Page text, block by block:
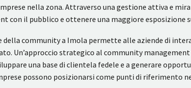
nella zona. Attraverso una gestione attiva e
con il pubblico e ottenere una maggiore esposizione
community a Imola permette alle aziende di
Un’approccio strategico al community
una base di clientela fedele e a generare
possono posizionarsi come punti di riferimento